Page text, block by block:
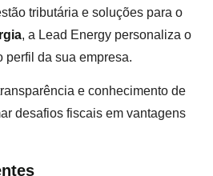
tributária e soluções para o
, a Lead Energy personaliza o
perfil da sua empresa.
e conhecimento de
desafios fiscais em vantagens